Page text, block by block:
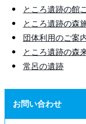
ところ遺跡の館
ところ遺跡の森
団体利用のご案
ところ遺跡の森
常呂の遺跡
お問い合わせ